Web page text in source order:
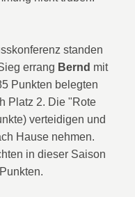
standen
errang Bernd mit
Punkten belegten
Platz 2. Die "Rote
verteidigen und
Hause nehmen.
in dieser Saison